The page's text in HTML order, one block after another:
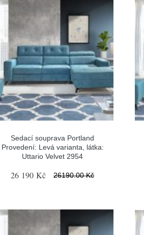
Sedací souprava Portland
Provedení: Levá varianta, látka:
Uttario Velvet 2954
26 190 Kč 26190.00 Kč